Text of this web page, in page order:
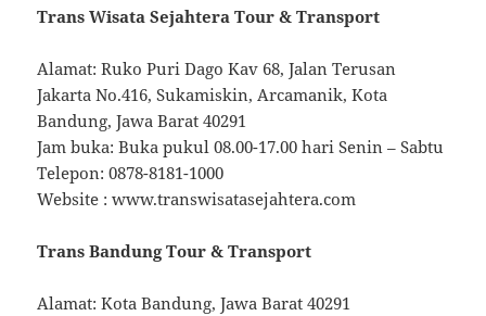
Trans Wisata Sejahtera Tour & Transport
Alamat: Ruko Puri Dago Kav 68, Jalan Terusan
Jakarta No.416, Sukamiskin, Arcamanik, Kota
Bandung, Jawa Barat 40291
Jam buka: Buka pukul 08.00-17.00 hari Senin – Sabtu
Telepon: 0878-8181-1000
Website : www.transwisatasejahtera.com
Trans Bandung Tour & Transport
Alamat: Kota Bandung, Jawa Barat 40291